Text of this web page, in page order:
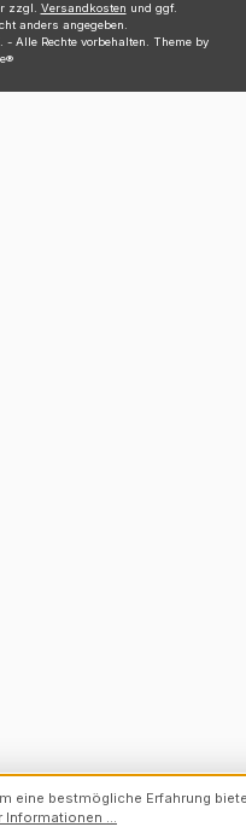
zzgl. Versandkosten und ggf.
anders angegeben.
Alle Rechte vorbehalten. Theme by
eine bestmögliche Erfahrung
Informationen ...